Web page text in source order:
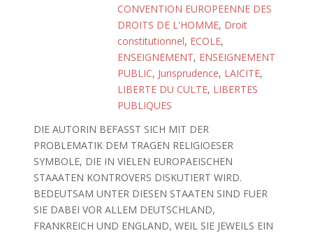
CONVENTION EUROPEENNE DES
DROITS DE L'HOMME, Droit
constitutionnel, ECOLE,
ENSEIGNEMENT, ENSEIGNEMENT
PUBLIC, Jurisprudence, LAICITE,
LIBERTE DU CULTE, LIBERTES
PUBLIQUES
DIE AUTORIN BEFASST SICH MIT DER
PROBLEMATIK DEM TRAGEN RELIGIOESER
SYMBOLE, DIE IN VIELEN EUROPAEISCHEN
STAAATEN KONTROVERS DISKUTIERT WIRD.
BEDEUTSAM UNTER DIESEN STAATEN SIND FUER
SIE DABEI VOR ALLEM DEUTSCHLAND,
FRANKREICH UND ENGLAND, WEIL SIE JEWEILS EIN